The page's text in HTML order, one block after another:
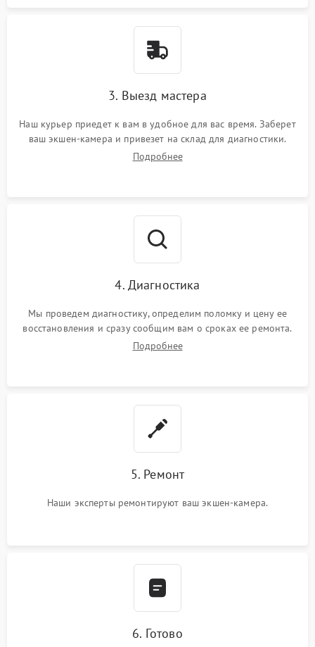
3. Выезд мастера
Наш курьер приедет к вам в удобное для вас время. Заберет
ваш экшен-камера и привезет на склад для диагностики.
Подробнее
4. Диагностика
Мы проведем диагностику, определим поломку и цену ее
восстановления и сразу сообщим вам о сроках ее ремонта.
Подробнее
5. Ремонт
Наши эксперты ремонтируют ваш экшен-камера.
6. Готово